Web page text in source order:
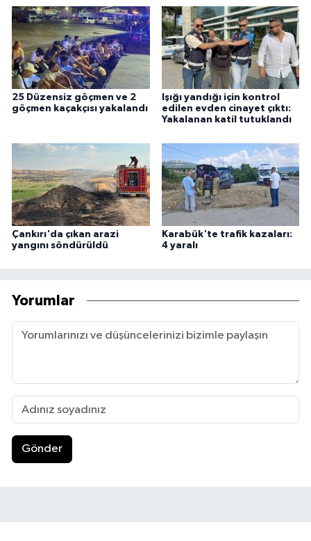
25 Düzensiz göçmen ve 2
göçmen kaçakçısı yakalandı
Işığı yandığı için kontrol
edilen evden cinayet çıktı:
Yakalanan katil tutuklandı
Çankırı'da çıkan arazi
yangını söndürüldü
Karabük'te trafik kazaları:
4 yaralı
Yorumlar
Gönder